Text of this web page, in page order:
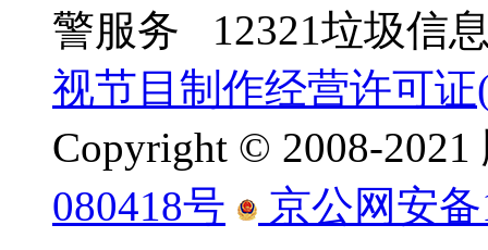
警服务 12321垃圾信
视节目制作经营许可证
Copyright © 2008-
080418号
京公网安备